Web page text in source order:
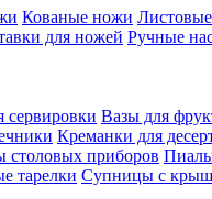
Кованые ножи
для ножей Ручные
сервировки Вазы для
Креманки для
столовых приборов
тарелки Супницы с